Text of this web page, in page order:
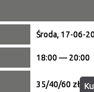
Środa, 17-06-
18:00 — 20:00
35/40/60 zł